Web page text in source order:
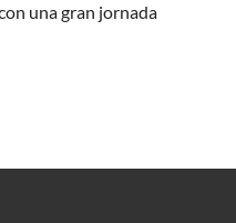
una gran jornada